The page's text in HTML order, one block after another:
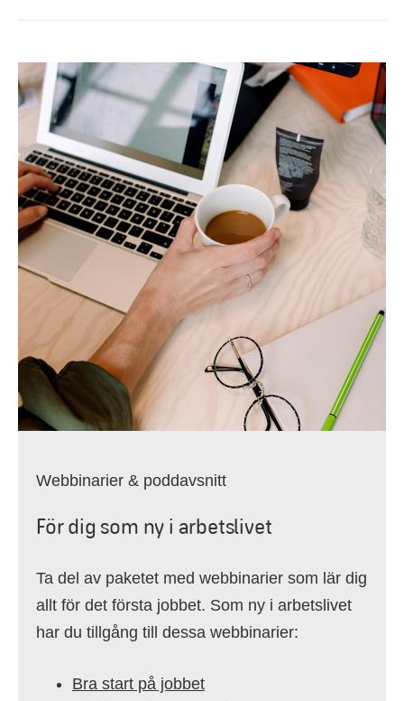
Webbinarier & poddavsnitt
För dig som ny i arbetslivet
Ta del av paketet med webbinarier som lär dig
allt för det första jobbet. Som ny i arbetslivet
har du tillgång till dessa webbinarier:
Bra start på jobbet